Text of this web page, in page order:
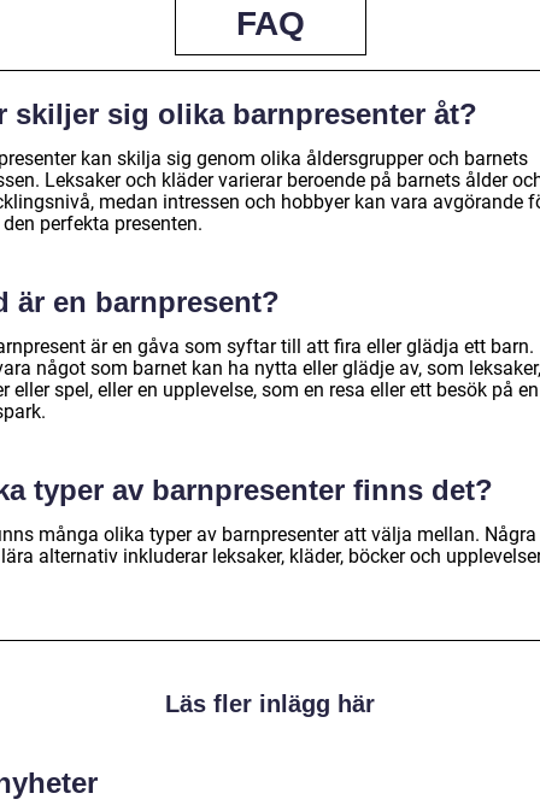
FAQ
skiljer sig olika barnpresenter åt?
kan skilja sig genom olika åldersgrupper och barnets
Leksaker och kläder varierar beroende på barnets ålder
medan intressen och hobbyer kan vara avgörande
perfekta presenten.
är en barnpresent?
är en gåva som syftar till att fira eller glädja ett barn.
något som barnet kan ha nytta eller glädje av, som leksaker,
eller spel, eller en upplevelse, som en resa eller ett besök på en
typer av barnpresenter finns det?
många olika typer av barnpresenter att välja mellan. Några
alternativ inkluderar leksaker, kläder, böcker och
Läs fler inlägg här